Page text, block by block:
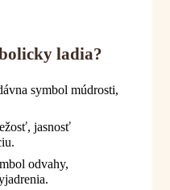
ladia?
symbol múdrosti,
jasnosť
odvahy,